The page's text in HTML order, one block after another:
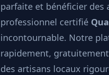
parfaite et bénéficier des
professionnel certifié
incontournable. Notre
rapidement,
des artisans locaux